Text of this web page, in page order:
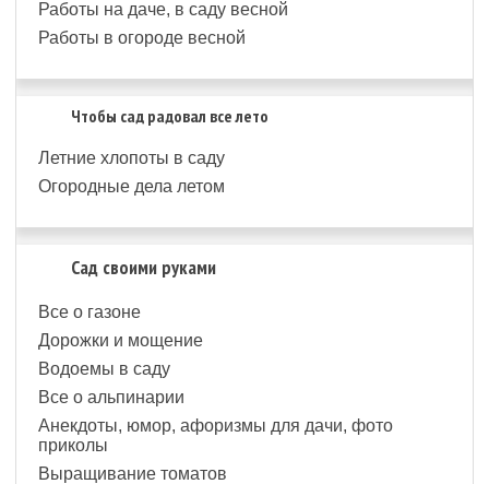
Работы на даче, в саду весной
Работы в огороде весной
Чтобы сад радовал все лето
Летние хлопоты в саду
Огородные дела летом
Сад своими руками
Все о газоне
Дорожки и мощение
Водоемы в саду
Все о альпинарии
Анекдоты, юмор, афоризмы для дачи, фото
приколы
Выращивание томатов